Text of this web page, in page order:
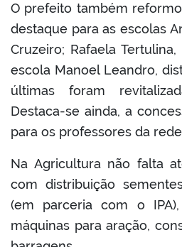
O prefeito também
destaque para as escolas
Cruzeiro; Rafaela
escola Manoel Leandro,
últimas foram
Destaca-se ainda, a
para os professores da
Na Agricultura não falta
com distribuição
(em parceria com o
máquinas para aração,